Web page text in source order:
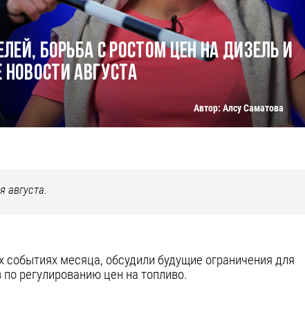
борьба с ростом цен на дизель и
новости августа
Автор: Алсу Саматова
месяца, обсудили будущие ограничения для
регулированию цен на топливо.